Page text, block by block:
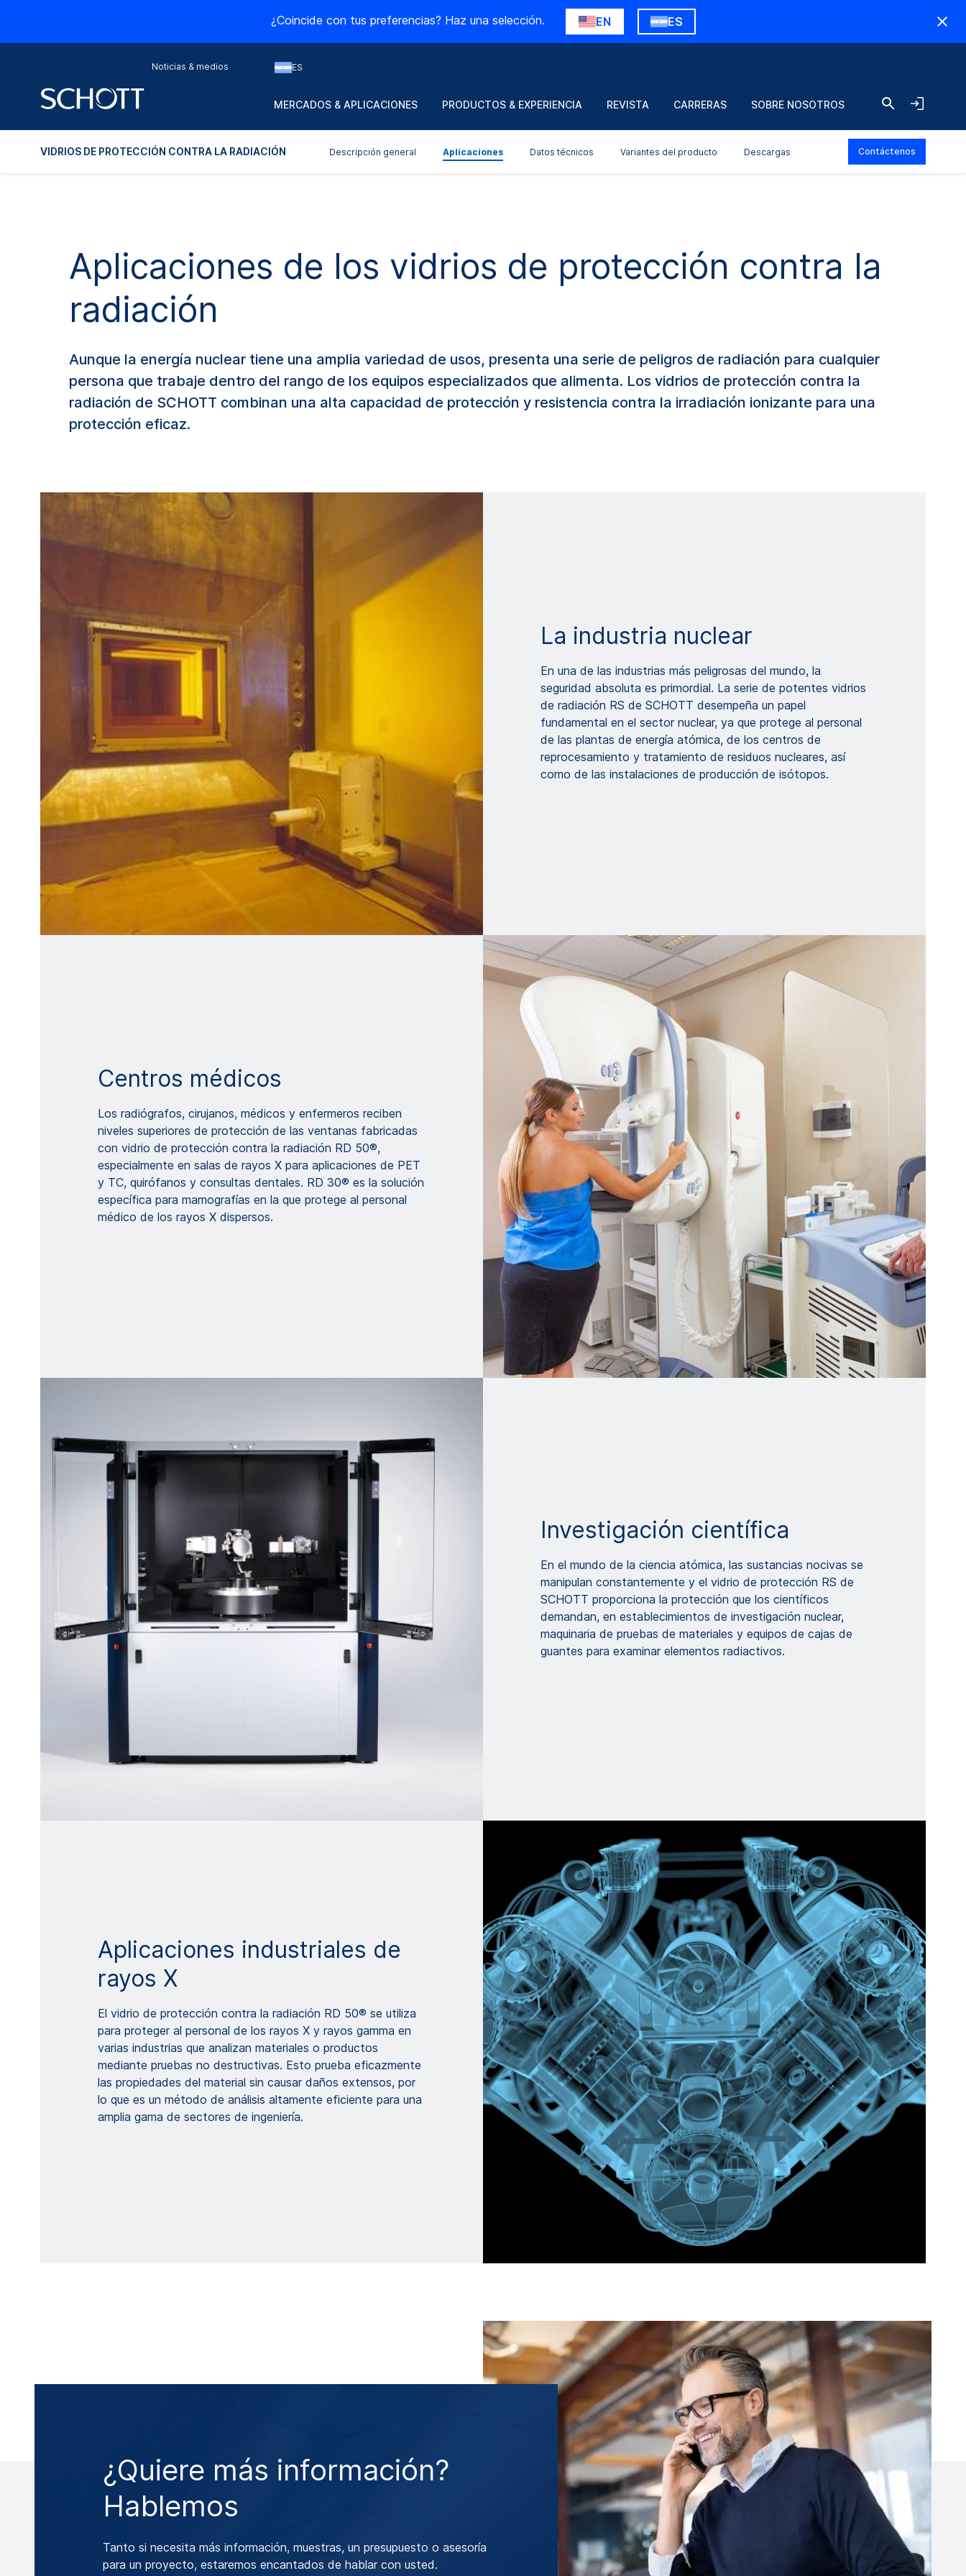
¿Coincide con tus preferencias? Haz una selección. EN ES
Noticias & medios ES
MERCADOS & APLICACIONES PRODUCTOS & EXPERIENCIA REVISTA CARRERAS SOBRE NOSOTROS
VIDRIOS DE PROTECCIÓN CONTRA LA RADIACIÓN Descripción general Aplicaciones Datos técnicos Variantes del producto Descargas Contáctenos
Aplicaciones de los vidrios de protección contra la
radiación
Aunque la energía nuclear tiene una amplia variedad de usos, presenta una serie de peligros de radiación para cualquier
persona que trabaje dentro del rango de los equipos especializados que alimenta. Los vidrios de protección contra la
radiación de SCHOTT combinan una alta capacidad de protección y resistencia contra la irradiación ionizante para una
protección eficaz.
La industria nuclear
En una de las industrias más peligrosas del mundo, la
seguridad absoluta es primordial. La serie de potentes vidrios
de radiación RS de SCHOTT desempeña un papel
fundamental en el sector nuclear, ya que protege al personal
de las plantas de energía atómica, de los centros de
reprocesamiento y tratamiento de residuos nucleares, así
como de las instalaciones de producción de isótopos.
Centros médicos
Los radiógrafos, cirujanos, médicos y enfermeros reciben
niveles superiores de protección de las ventanas fabricadas
con vidrio de protección contra la radiación RD 50®,
especialmente en salas de rayos X para aplicaciones de PET
y TC, quirófanos y consultas dentales. RD 30® es la solución
específica para mamografías en la que protege al personal
médico de los rayos X dispersos.
Investigación científica
En el mundo de la ciencia atómica, las sustancias nocivas se
manipulan constantemente y el vidrio de protección RS de
SCHOTT proporciona la protección que los científicos
demandan, en establecimientos de investigación nuclear,
maquinaria de pruebas de materiales y equipos de cajas de
guantes para examinar elementos radiactivos.
Aplicaciones industriales de
rayos X
El vidrio de protección contra la radiación RD 50® se utiliza
para proteger al personal de los rayos X y rayos gamma en
varias industrias que analizan materiales o productos
mediante pruebas no destructivas. Esto prueba eficazmente
las propiedades del material sin causar daños extensos, por
lo que es un método de análisis altamente eficiente para una
amplia gama de sectores de ingeniería.
¿Quiere más información?
Hablemos
Tanto si necesita más información, muestras, un presupuesto o asesoría
para un proyecto, estaremos encantados de hablar con usted.